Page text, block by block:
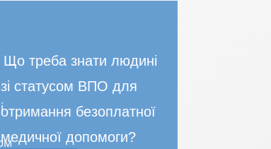
Що треба знати людині
зі статусом ВПО для
отримання безоплатної
медичної допомоги?